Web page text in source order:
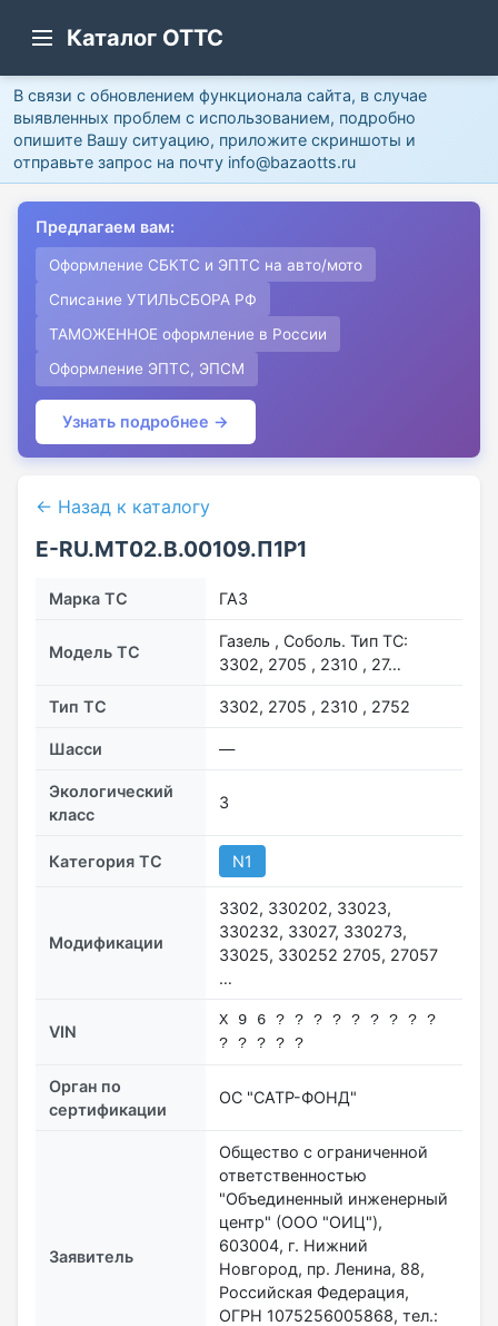
Каталог ОТТС
В связи с обновлением функционала сайта, в случае
выявленных проблем с использованием, подробно
опишите Вашу ситуацию, приложите скриншоты и
отправьте запрос на почту info@bazaotts.ru
Предлагаем вам:
Оформление СБКТС и ЭПТС на авто/мото
Списание УТИЛЬСБОРА РФ
ТАМОЖЕННОЕ оформление в России
Оформление ЭПТС, ЭПСМ
Узнать подробнее →
← Назад к каталогу
E-RU.MT02.B.00109.П1P1
Марка ТС ГАЗ
Модель ТС
Газель , Соболь. Тип ТС:
3302, 2705 , 2310 , 27…
Тип ТС 3302, 2705 , 2310 , 2752
Шасси —
Экологический
класс
3
Категория ТС N1
Модификации
3302, 330202, 33023,
330232, 33027, 330273,
33025, 330252 2705, 27057
…
VIN
X 9 6 ? ? ? ? ? ? ? ? ?
? ? ? ? ?
Орган по
сертификации
ОС "САТР-ФОНД"
Заявитель
Общество с ограниченной
ответственностью
"Объединенный инженерный
центр" (ООО "ОИЦ"),
603004, г. Нижний
Новгород, пр. Ленина, 88,
Российская Федерация,
ОГРН 1075256005868, тел.: